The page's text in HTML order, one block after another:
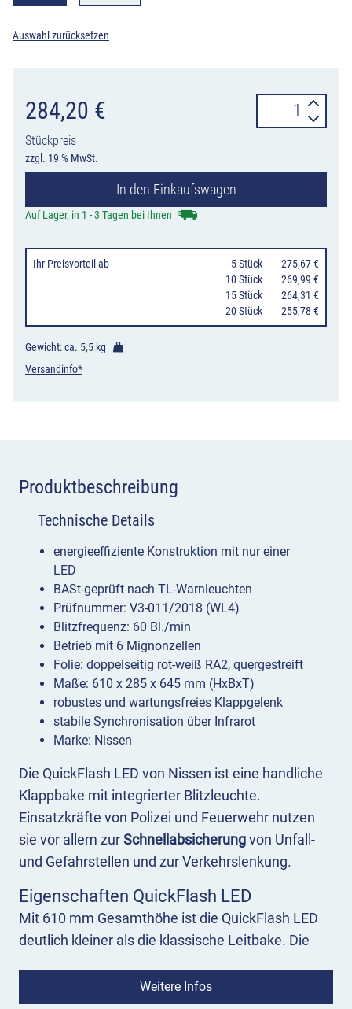
Auswahl zurücksetzen
284,20 €
Stückpreis
zzgl. 19 % MwSt.
Klappbake
QuickFlash
630
ein-/
oder
zweiseitig
rot/weiß
In den Einkaufswagen
Auf Lager, in 1 - 3 Tagen bei Ihnen
Ihr Preisvorteil ab 5 Stück
275,67 €
10 Stück
269,99 €
15 Stück
264,31 €
20 Stück
255,78 €
Gewicht: ca. 5,5 kg
Versandinfo*
Produktbeschreibung
Die QuickFlash LED von Nissen ist eine handliche
Klappbake mit integrierter Blitzleuchte.
Einsatzkräfte von Polizei und Feuerwehr nutzen
sie vor allem zurSchnellabsicherungvon Unfall-
und Gefahrstellen und zur Verkehrslenkung.
Eigenschaften QuickFlash LED
Mit 610 mm Gesamthöhe ist die QuickFlash LED
deutlich kleiner als die klassische Leitbake. Die
RSA 21 und ähnelt der eines Leitkegels.
Weitere Infos
Technische Details
energieeffiziente Konstruktion mit nur einer
LED
BASt-geprüft nach TL-Warnleuchten
Prüfnummer: V3-011/2018 (WL4)
Blitzfrequenz: 60 Bl./min
Betrieb mit 6 Mignonzellen
Folie: doppelseitig rot-weiß RA2, quergestreift
Maße: 610 x 285 x 645 mm (HxBxT)
robustes und wartungsfreies Klappgelenk
stabile Synchronisation über Infrarot
Marke: Nissen